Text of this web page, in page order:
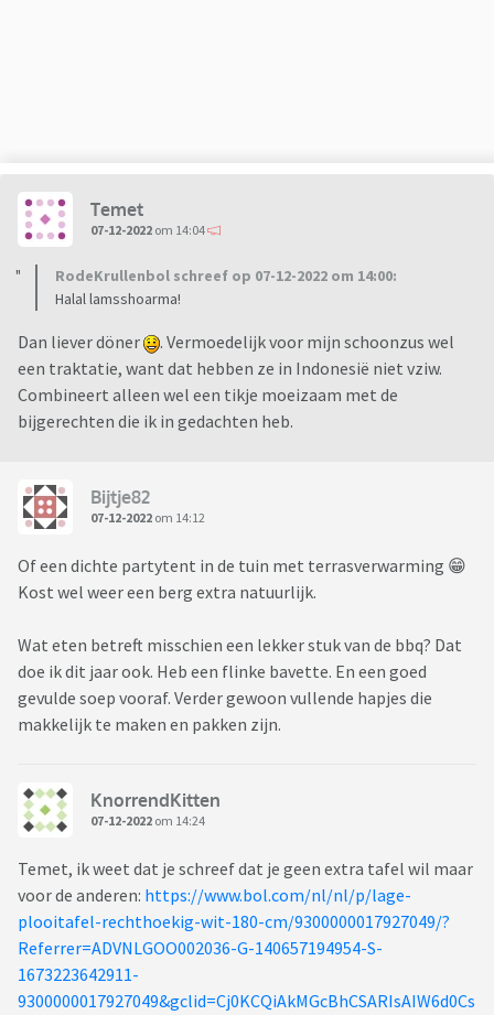
Temet
07-12-2022 om 14:04
RodeKrullenbol schreef op 07-12-2022 om 14:00:
Halal lamsshoarma!
Dan liever döner
. Vermoedelijk voor mijn schoonzus wel
een traktatie, want dat hebben ze in Indonesië niet vziw.
Combineert alleen wel een tikje moeizaam met de
bijgerechten die ik in gedachten heb.
Bijtje82
07-12-2022 om 14:12
Of een dichte partytent in de tuin met terrasverwarming 😁
Kost wel weer een berg extra natuurlijk.
Wat eten betreft misschien een lekker stuk van de bbq? Dat
doe ik dit jaar ook. Heb een flinke bavette. En een goed
gevulde soep vooraf. Verder gewoon vullende hapjes die
makkelijk te maken en pakken zijn.
KnorrendKitten
07-12-2022 om 14:24
Temet, ik weet dat je schreef dat je geen extra tafel wil maar
voor de anderen: https://www.bol.com/nl/nl/p/lage-
plooitafel-rechthoekig-wit-180-cm/9300000017927049/?
Referrer=ADVNLGOO002036-G-140657194954-S-
1673223642911-
9300000017927049&gclid=Cj0KCQiAkMGcBhCSARIsAIW6d0Cs